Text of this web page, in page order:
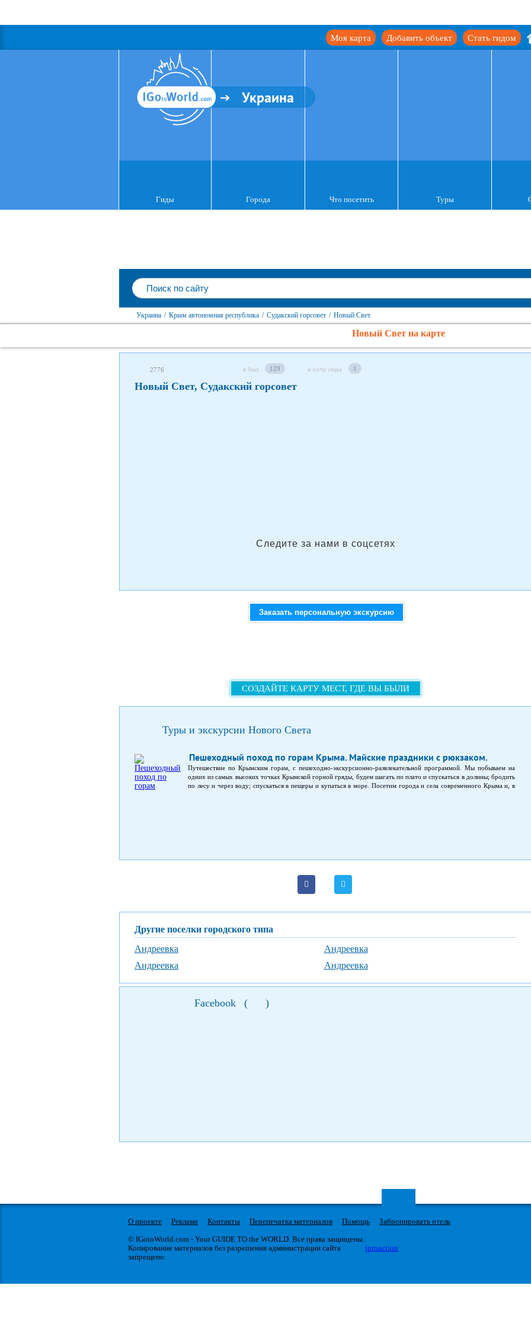
Стать гидом
Добавить объект
Моя карта
Украина
Гиды Города Что посетить Туры
Украина / Крым автономная республика / Судакский горсовет / Новый Свет
Новый Свет на карте
2776 я был 129 я хочу сюда 1
Новый Свет, Судакский горсовет
Следите за нами в соцсетях
Заказать персональную экскурсию
СОЗДАЙТЕ КАРТУ МЕСТ, ГДЕ ВЫ БЫЛИ
Туры и экскурсии Нового Света
Пешеходный поход по горам Крыма. Майские праздники с рюкзаком.
Путешествие по Крымским горам, с пешеходно-экскурсионно-развлекательной программой. Мы побываем на
одних из самых высоких точках Крымской горной гряды, будем шагать по плато и спускаться в долины; бродить
по лесу и через воду; спускаться в пещеры и купаться в море. Посетим города и села современного Крыма и, в
Другие поселки городского типа
Андреевка
Андреевка
Андреевка
Андреевка
Facebook ( )
О проекте Реклама Контакты Перепечатка материалов Помощь
Забронировать отель
© IGotoWorld.com - Your GUIDE TO the WORLD. Все права защищены.
Копирование материалов без разрешения администрации сайта
запрещено.
iproaction